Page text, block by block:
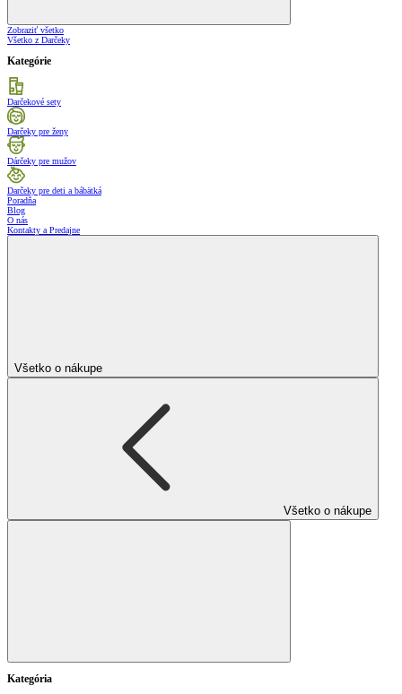
Zobraziť všetko
Všetko z Darčeky
Kategórie
Darčekové sety
Darčeky pre ženy
Dárčeky pre mužov
Darčeky pre deti a bábätká
Poradňa
Blog
O nás
Kontakty a Predajne
Všetko o nákupe
Všetko o nákupe
Kategória